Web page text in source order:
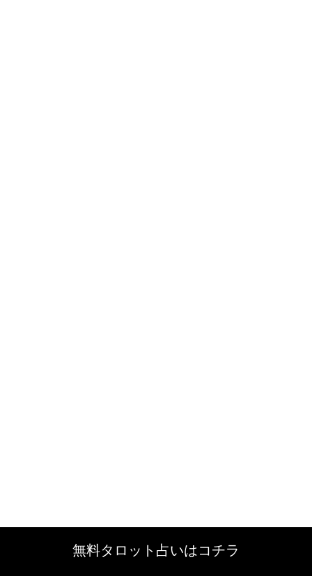
無料タロット占いはコチラ
無料タロット占いはコチラ